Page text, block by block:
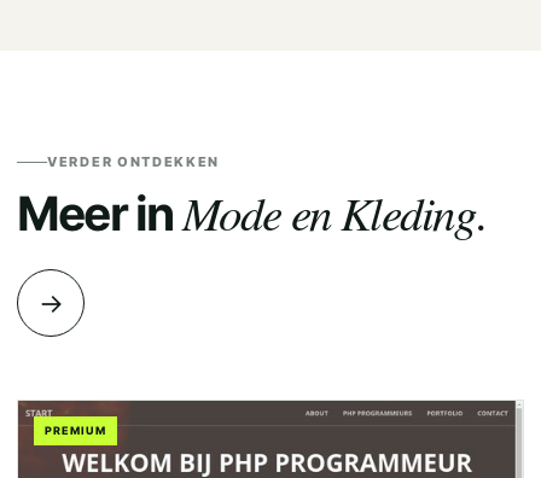
VERDER ONTDEKKEN
Meer inMode en Kleding.
→
PREMIUM